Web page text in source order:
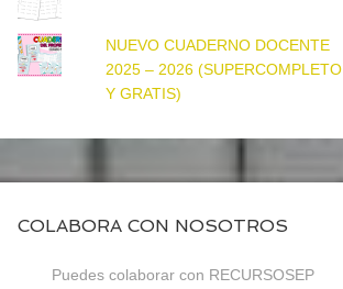
NUEVO CUADERNO DOCENTE
2025 – 2026 (SUPERCOMPLETO
Y GRATIS)
COLABORA CON NOSOTROS
Puedes colaborar con RECURSOSEP